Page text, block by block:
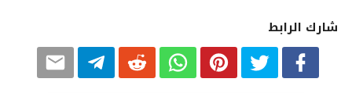
شارك الرابط